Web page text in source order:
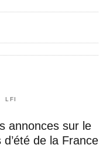
LFI
annonces sur le
de la France